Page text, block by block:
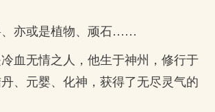
、亦或是植物、顽石……
血无情之人，他生于神州，修行于
、元婴、化神，获得了无尽灵气的